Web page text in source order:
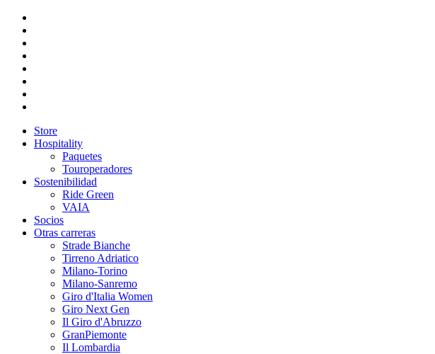
Store
Hospitality
Paquetes
Touroperadores
Sostenibilidad
Ride Green
VAIA
Socios
Otras carreras
Strade Bianche
Tirreno Adriatico
Milano-Torino
Milano-Sanremo
Giro d'Italia Women
Giro Next Gen
Il Giro d'Abruzzo
GranPiemonte
Il Lombardia